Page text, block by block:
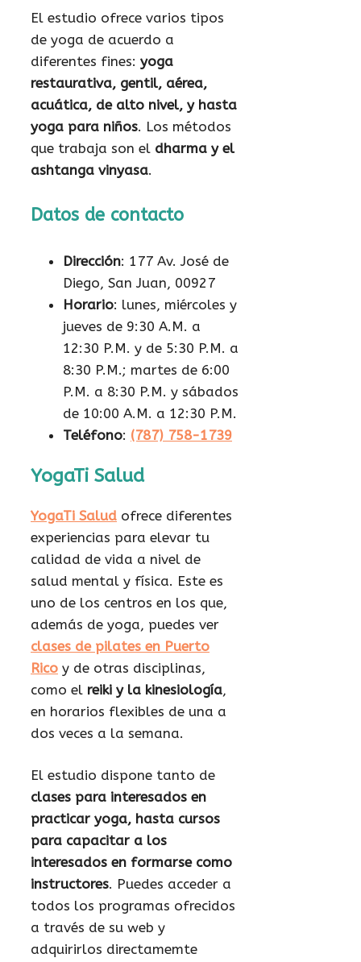
El estudio ofrece varios tipos
de yoga de acuerdo a
diferentes fines: yoga
restaurativa, gentil, aérea,
acuática, de alto nivel, y hasta
yoga para niños. Los métodos
que trabaja son el dharma y el
ashtanga vinyasa.
Datos de contacto
Dirección: 177 Av. José de
Diego, San Juan, 00927
Horario: lunes, miércoles y
jueves de 9:30 A.M. a
12:30 P.M. y de 5:30 P.M. a
8:30 P.M.; martes de 6:00
P.M. a 8:30 P.M. y sábados
de 10:00 A.M. a 12:30 P.M.
Teléfono: (787) 758-1739
YogaTi Salud
YogaTi Salud ofrece diferentes
experiencias para elevar tu
calidad de vida a nivel de
salud mental y física. Este es
uno de los centros en los que,
además de yoga, puedes ver
clases de pilates en Puerto
Rico y de otras disciplinas,
como el reiki y la kinesiología,
en horarios flexibles de una a
dos veces a la semana.
El estudio dispone tanto de
clases para interesados en
practicar yoga, hasta cursos
para capacitar a los
interesados en formarse como
instructores. Puedes acceder a
todos los programas ofrecidos
a través de su web y
adquirirlos directamemte